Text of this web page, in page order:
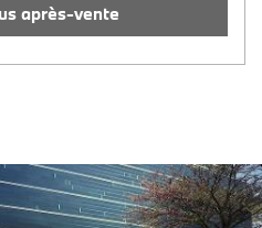
48-50
après-vente